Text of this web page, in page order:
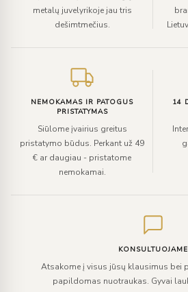
metalų juvelyrikoje jau tris
dešimtmečius.
NEMOKAMAS IR PATOGUS
PRISTATYMAS
Siūlome įvairius greitus
pristatymo būdus. Perkant už 49
€ ar daugiau - pristatome
nemokamai.
14
KONSULTUOJAME
Atsakome į visus jūsų klausimus bei
papildomas nuotraukas. Gyvai